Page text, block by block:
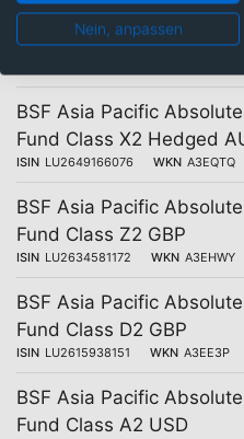
Pacific Equity Absolute
Class A2 H SGD
BSF Asia Pacific
Fund Class X2 Hedged
ISIN LU2649166076 WKN A3EQTQ
BSF Asia Pacific
Fund Class Z2 GBP
ISIN LU2634581172 WKN A3EHWY
BSF Asia Pacific
Fund Class D2 GBP
ISIN LU2615938151 WKN A3EE3P
BSF Asia Pacific
Fund Class A2 USD
Nein, anpassen